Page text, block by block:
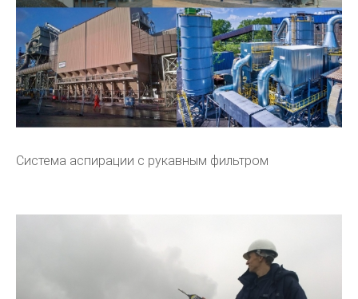
Система аспирации с рукавным фильтром